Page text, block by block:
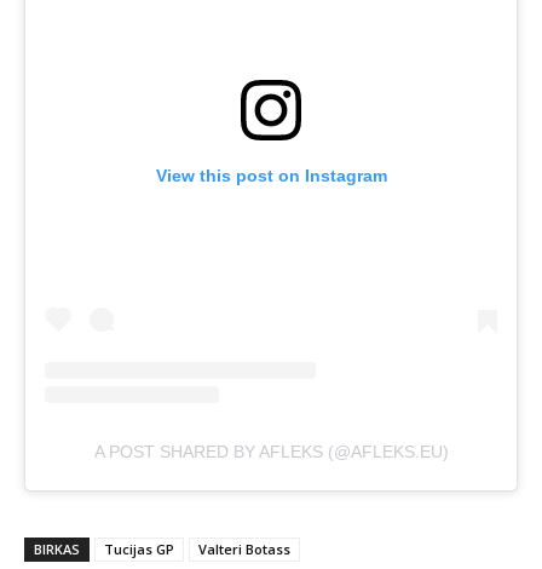
View this post on Instagram
A POST SHARED BY AFLEKS (@AFLEKS.EU)
BIRKAS Tucijas GP Valteri Botass